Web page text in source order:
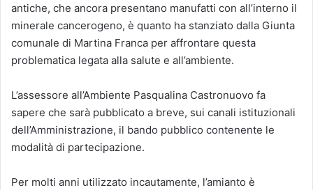
antiche, che ancora presentano manufatti con all’interno il
minerale cancerogeno, è quanto ha stanziato dalla Giunta
comunale di Martina Franca per affrontare questa
problematica legata alla salute e all’ambiente.
L’assessore all’Ambiente Pasqualina Castronuovo fa
sapere che sarà pubblicato a breve, sui canali istituzionali
dell’Amministrazione, il bando pubblico contenente le
modalità di partecipazione.
Per molti anni utilizzato incautamente, l’amianto è